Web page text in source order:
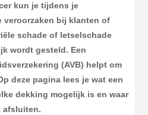
kun je tijdens je
veroorzaken bij klanten of
schade of letselschade
wordt gesteld. Een
(AVB) helpt om
deze pagina lees je wat een
dekking mogelijk is en waar
afsluiten.